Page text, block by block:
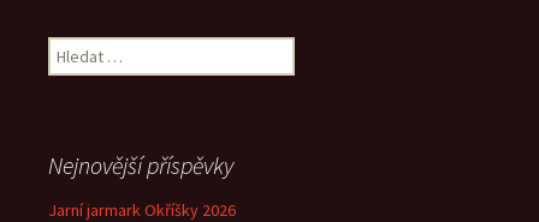
proVyhledávání
Nejnovější příspěvky
Jarní jarmark Okříšky 2026